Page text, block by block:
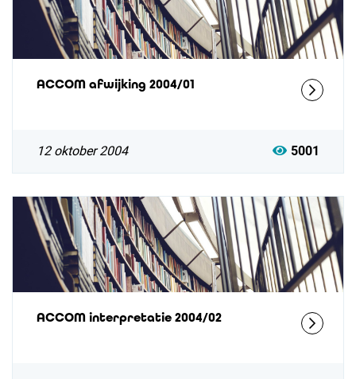
ACCOM afwijking 2004/01
12 oktober 2004 5001
ACCOM interpretatie 2004/02